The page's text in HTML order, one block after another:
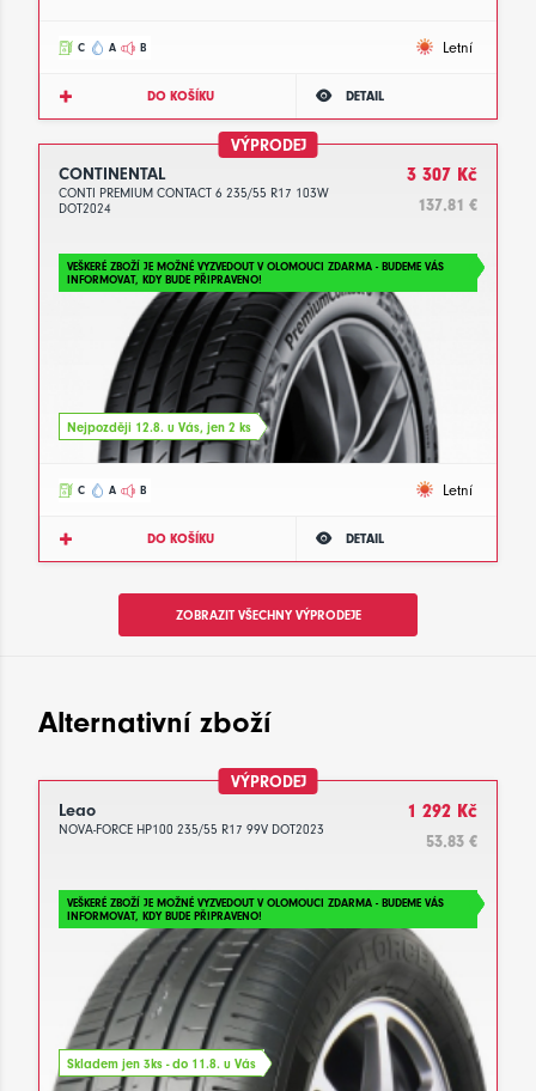
C A B Letní
DO KOŠÍKU DETAIL
VÝPRODEJ
CONTINENTAL
CONTI PREMIUM CONTACT 6 235/55 R17 103W
DOT2024
3 307 Kč
137.81 €
VEŠKERÉ ZBOŽÍ JE MOŽNÉ VYZVEDOUT V OLOMOUCI ZDARMA - BUDEME VÁS
INFORMOVAT, KDY BUDE PŘIPRAVENO!
Nejpozději 12.8. u Vás, jen 2 ks
C A B Letní
DO KOŠÍKU DETAIL
ZOBRAZIT VŠECHNY VÝPRODEJE
Alternativní zboží
VÝPRODEJ
Leao
NOVA-FORCE HP100 235/55 R17 99V DOT2023
1 292 Kč
53.83 €
VEŠKERÉ ZBOŽÍ JE MOŽNÉ VYZVEDOUT V OLOMOUCI ZDARMA - BUDEME VÁS
INFORMOVAT, KDY BUDE PŘIPRAVENO!
Skladem jen 3ks - do 11.8. u Vás